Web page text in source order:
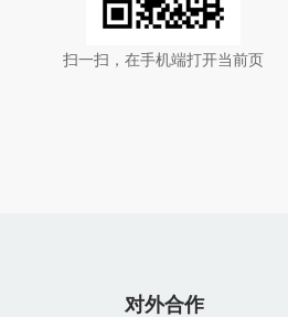
扫一扫，在手机端打开当前页
对外合作